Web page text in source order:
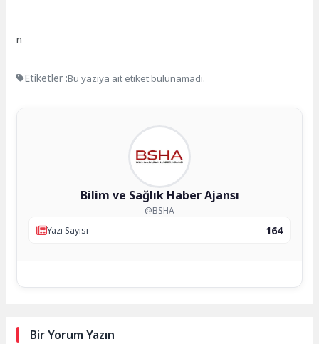
n
Etiketler :Bu yazıya ait etiket bulunamadı.
Bilim ve Sağlık Haber Ajansı
@BSHA
Yazı Sayısı
164
Bir Yorum Yazın